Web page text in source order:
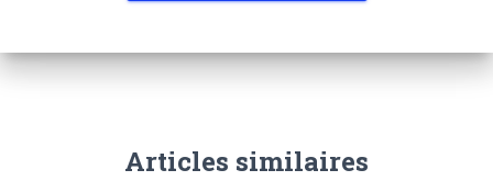
Articles similaires